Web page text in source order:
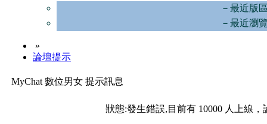
－最近版
－最近瀏
»
論壇提示
MyChat 數位男女 提示訊息
狀態:發生錯誤,目前有 10000 人上線